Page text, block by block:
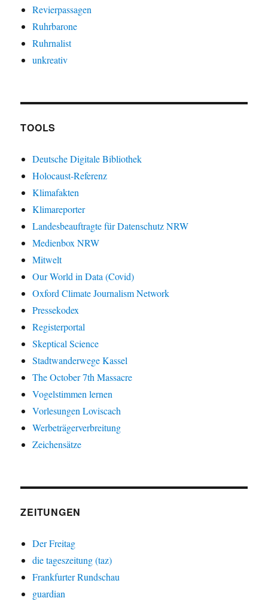
Revierpassagen
Ruhrbarone
Ruhrnalist
unkreativ
TOOLS
Deutsche Digitale Bibliothek
Holocaust-Referenz
Klimafakten
Klimareporter
Landesbeauftragte für Datenschutz NRW
Medienbox NRW
Mitwelt
Our World in Data (Covid)
Oxford Climate Journalism Network
Pressekodex
Registerportal
Skeptical Science
Stadtwanderwege Kassel
The October 7th Massacre
Vogelstimmen lernen
Vorlesungen Loviscach
Werbeträgerverbreitung
Zeichensätze
ZEITUNGEN
Der Freitag
die tageszeitung (taz)
Frankfurter Rundschau
guardian